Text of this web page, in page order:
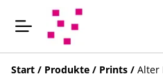
Start / Produkte / Prints / Alter